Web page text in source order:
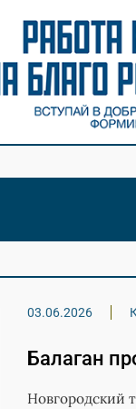
03.06.2026
Балаган
Новгородский